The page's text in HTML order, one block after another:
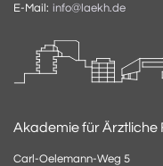
E-Mail: info@laekh.de
Akademie für Ärztliche
Carl-Oelemann-Weg 5